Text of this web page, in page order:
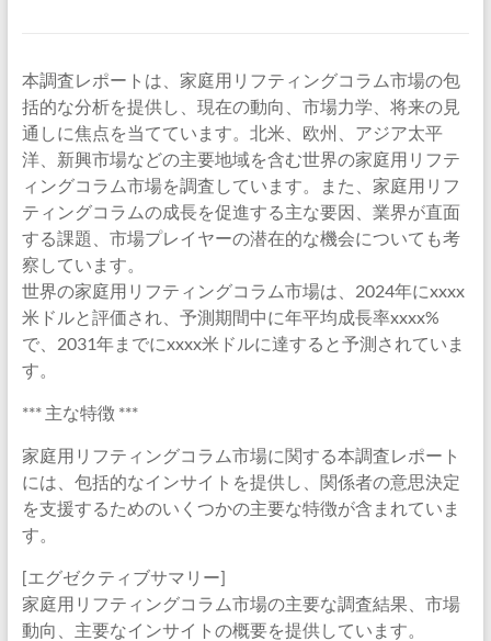
本調査レポートは、家庭用リフティングコラム市場の包
括的な分析を提供し、現在の動向、市場力学、将来の見
通しに焦点を当てています。北米、欧州、アジア太平
洋、新興市場などの主要地域を含む世界の家庭用リフテ
ィングコラム市場を調査しています。また、家庭用リフ
ティングコラムの成長を促進する主な要因、業界が直面
する課題、市場プレイヤーの潜在的な機会についても考
察しています。
世界の家庭用リフティングコラム市場は、2024年にxxxx
米ドルと評価され、予測期間中に年平均成長率xxxx%
で、2031年までにxxxx米ドルに達すると予測されていま
す。
*** 主な特徴 ***
家庭用リフティングコラム市場に関する本調査レポート
には、包括的なインサイトを提供し、関係者の意思決定
を支援するためのいくつかの主要な特徴が含まれていま
す。
[エグゼクティブサマリー]
家庭用リフティングコラム市場の主要な調査結果、市場
動向、主要なインサイトの概要を提供しています。